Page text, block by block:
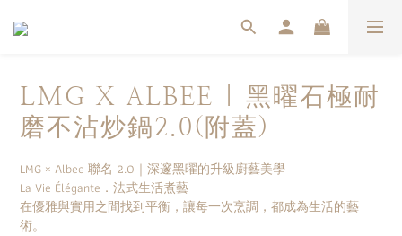
LMG X ALBEE | 黑曜石極耐
磨不沾炒鍋2.0(附蓋)
LMG × Albee 聯名 2.0｜深邃黑曜的升級廚藝美學
La Vie Élégante．法式生活煮藝
在優雅與實用之間找到平衡，讓每一次烹調，都成為生活的藝
術。